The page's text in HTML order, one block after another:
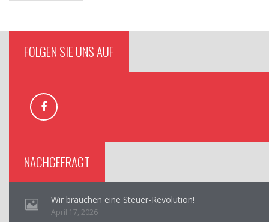
FOLGEN SIE UNS AUF
NACHGEFRAGT
Wir brauchen eine Steuer-Revolution!
April 17, 2026